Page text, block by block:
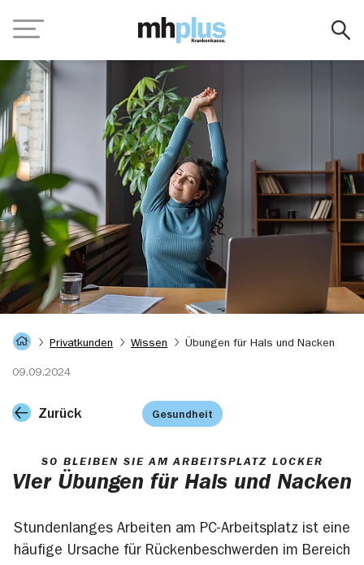
Navigation
Startseite
Privatkunden
Wissen Übungen für Hals und Nacken
09.09.2024
Zurück Gesundheit
SO BLEIBEN SIE AM ARBEITSPLATZ LOCKER
Vier Übungen für Hals und Nacken
Stundenlanges Arbeiten am PC-Arbeitsplatz ist eine
häufige Ursache für Rückenbeschwerden im Bereich